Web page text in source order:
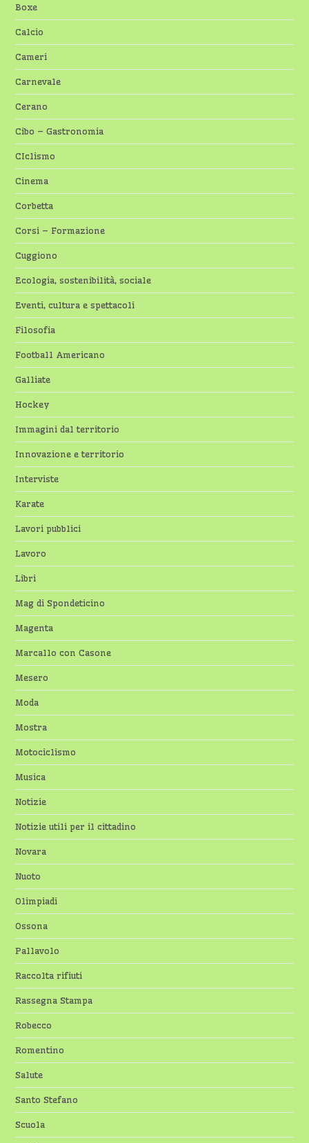
Boxe
Calcio
Cameri
Carnevale
Cerano
Cibo – Gastronomia
CIclismo
Cinema
Corbetta
Corsi – Formazione
Cuggiono
Ecologia, sostenibilità, sociale
Eventi, cultura e spettacoli
Filosofia
Football Americano
Galliate
Hockey
Immagini dal territorio
Innovazione e territorio
Interviste
Karate
Lavori pubblici
Lavoro
Libri
Mag di Spondeticino
Magenta
Marcallo con Casone
Mesero
Moda
Mostra
Motociclismo
Musica
Notizie
Notizie utili per il cittadino
Novara
Nuoto
Olimpiadi
Ossona
Pallavolo
Raccolta rifiuti
Rassegna Stampa
Robecco
Romentino
Salute
Santo Stefano
Scuola